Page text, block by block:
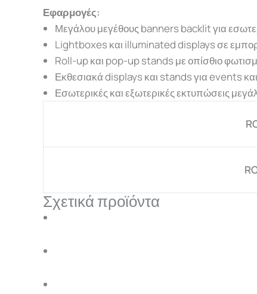
Εφαρμογές:
Μεγάλου μεγέθους banners backlit για
Lightboxes και illuminated displays σε
Roll-up και pop-up stands με οπίσθιο
Εκθεσιακά displays και stands για events και
Εσωτερικές και εξωτερικές εκτυπώσεις
Σχετικά προϊόντα